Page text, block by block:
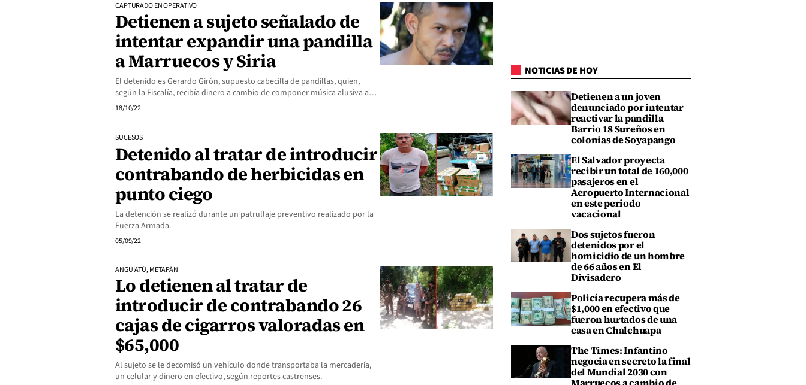
CAPTURADO EN OPERATIVO
Detienen a sujeto señalado de
intentar expandir una pandilla
a Marruecos y Siria
El detenido es Gerardo Girón, supuesto cabecilla de pandillas, quien,
según la Fiscalía, recibía dinero a cambio de componer música alusiva a…
18/10/22
SUCESOS
Detenido al tratar de introducir
contrabando de herbicidas en
punto ciego
La detención se realizó durante un patrullaje preventivo realizado por la
Fuerza Armada.
05/09/22
ANGUIATÚ, METAPÁN
Lo detienen al tratar de
introducir de contrabando 26
cajas de cigarros valoradas en
$65,000
Al sujeto se le decomisó un vehículo donde transportaba la mercadería,
un celular y dinero en efectivo, según reportes castrenses.
NOTICIAS DE HOY
Detienen a un joven
denunciado por intentar
reactivar la pandilla
Barrio 18 Sureños en
colonias de Soyapango
El Salvador proyecta
recibir un total de 160,000
pasajeros en el
Aeropuerto Internacional
en este periodo
vacacional
Dos sujetos fueron
detenidos por el
homicidio de un hombre
de 66 años en El
Divisadero
Policía recupera más de
$1,000 en efectivo que
fueron hurtados de una
casa en Chalchuapa
The Times: Infantino
negocia en secreto la final
del Mundial 2030 con